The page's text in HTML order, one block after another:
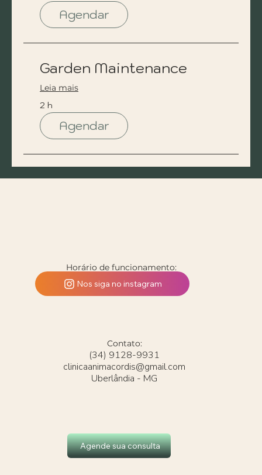
Agendar
Garden Maintenance
Leia mais
2 h
Agendar
Horário de funcionamento:
Segunda a Sexta-Feira: 11:00 - 20:00
Nos siga no instagram
Contato:
(34) 9128-9931
clinicaanimacordis@gmail.com
Uberlândia - MG
Agende sua consulta